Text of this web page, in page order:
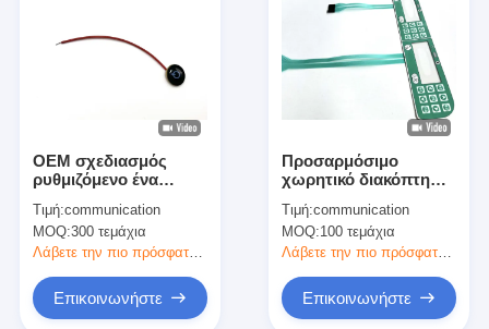
OEM σχεδιασμός
ρυθμιζόμενο ένα
διακόπτη μεμβράνης
με καλώδιο σύρματος
Τιμή:communication
MOQ:300 τεμάχια
Λάβετε την πιο πρόσφατη τιμή
Επικοινωνήστε
Προσαρμόσιμο
χωρητικό διακόπτη
συνδέτη 2,54 mm
Τιμή:communication
MOQ:100 τεμάχια
Λάβετε την πιο πρόσφατη τιμή
Επικοινωνήστε